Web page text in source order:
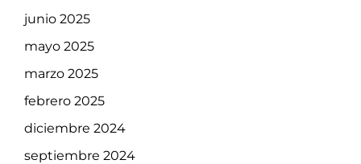
junio 2025
mayo 2025
marzo 2025
febrero 2025
diciembre 2024
septiembre 2024